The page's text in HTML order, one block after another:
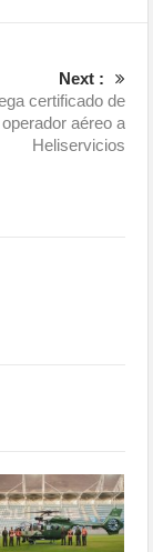
Next :
certificado de
operador aéreo a
Heliservicios